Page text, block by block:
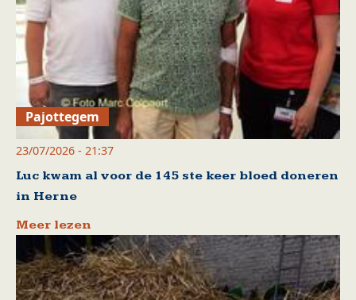
Pajottegem
23/07/2026 - 21:37
Luc kwam al voor de 145 ste keer bloed doneren
in Herne
Meer lezen